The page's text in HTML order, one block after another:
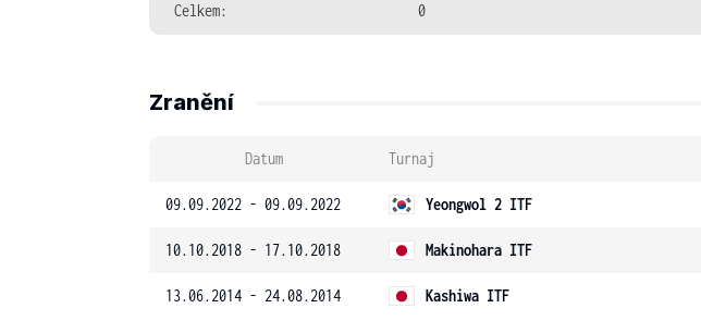
Celkem: 0
Zranění
Datum Turnaj
09.09.2022 - 09.09.2022 Yeongwol 2 ITF
10.10.2018 - 17.10.2018 Makinohara ITF
13.06.2014 - 24.08.2014 Kashiwa ITF